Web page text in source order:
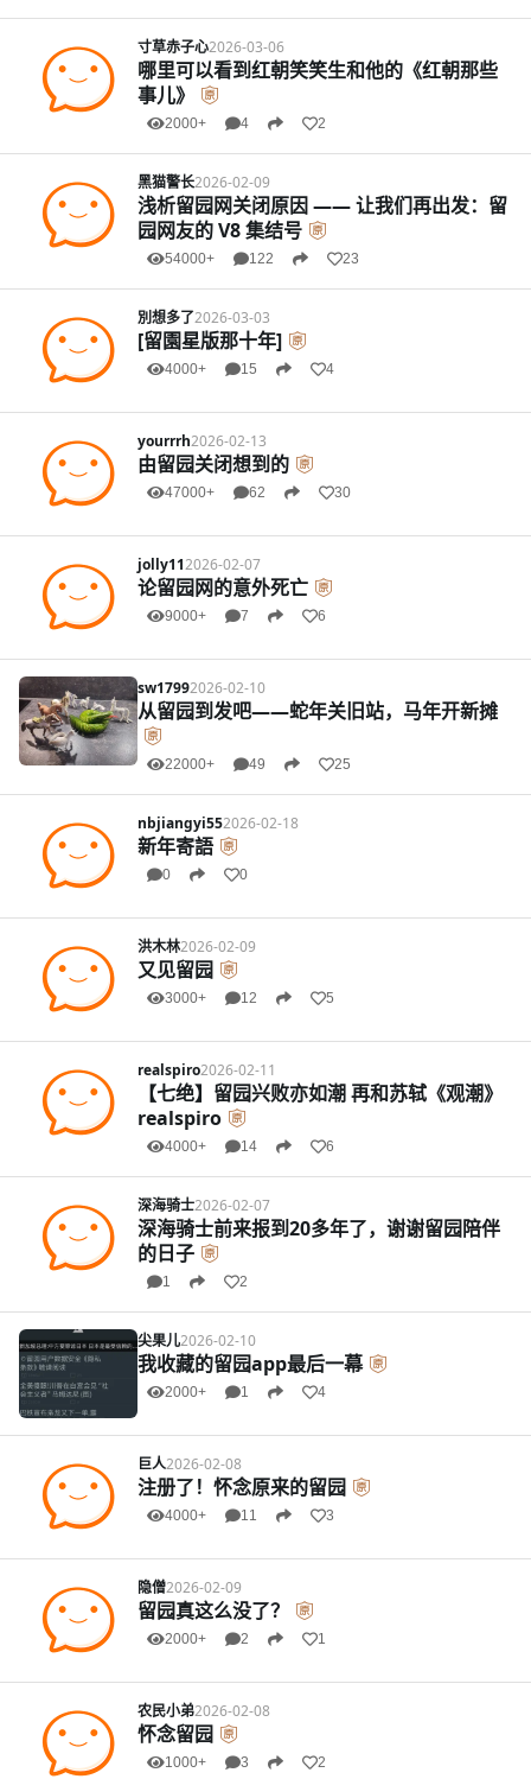
寸草赤子心2026-03-06
哪里可以看到红朝笑笑生和他的《红朝那些
事儿》
2000+ 4 2
黑猫警长2026-02-09
浅析留园网关闭原因 —— 让我们再出发：留
园网友的 V8 集结号
54000+ 122 23
別想多了2026-03-03
[留園星版那十年]
4000+ 15 4
yourrrh2026-02-13
由留园关闭想到的
47000+ 62 30
jolly112026-02-07
论留园网的意外死亡
9000+ 7 6
sw17992026-02-10
从留园到发吧——蛇年关旧站，马年开新摊
22000+ 49 25
nbjiangyi552026-02-18
新年寄語
0 0
洪木林2026-02-09
又见留园
3000+ 12 5
realspiro2026-02-11
【七绝】留园兴败亦如潮 再和苏轼《观潮》
realspiro
4000+ 14 6
深海骑士2026-02-07
深海骑士前来报到20多年了，谢谢留园陪伴
的日子
1 2
尖果儿2026-02-10
我收藏的留园app最后一幕
2000+ 1 4
巨人2026-02-08
注册了！怀念原来的留园
4000+ 11 3
隐僧2026-02-09
留园真这么没了？
2000+ 2 1
农民小弟2026-02-08
怀念留园
1000+ 3 2